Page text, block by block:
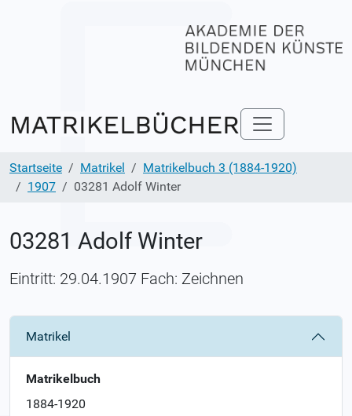
Startseite Matrikel
Matrikelbuch 3 (1884-1920)
1907
03281 Adolf Winter
03281 Adolf Winter
Eintritt: 29.04.1907 Fach: Zeichnen
Matrikel
Matrikelbuch
1884-1920